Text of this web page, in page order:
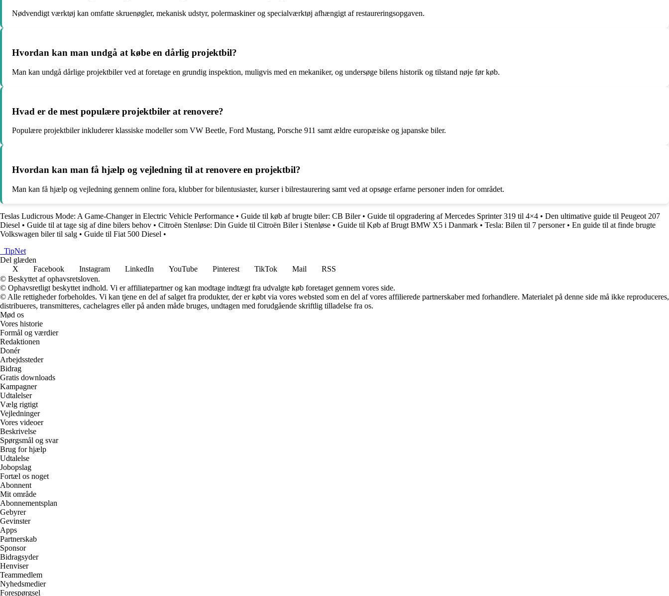
Nødvendigt værktøj kan omfatte skruenøgler, mekanisk udstyr, polermaskiner og specialværktøj afhængigt af restaureringsopgaven.
Hvordan kan man undgå at købe en dårlig projektbil?
Man kan undgå dårlige projektbiler ved at foretage en grundig inspektion, muligvis med en mekaniker, og undersøge bilens historik og tilstand nøje før køb.
Hvad er de mest populære projektbiler at renovere?
Populære projektbiler inkluderer klassiske modeller som VW Beetle, Ford Mustang, Porsche 911 samt ældre europæiske og japanske biler.
Hvordan kan man få hjælp og vejledning til at renovere en projektbil?
Man kan få hjælp og vejledning gennem online fora, klubber for bilentusiaster, kurser i bilrestaurering samt ved at opsøge erfarne personer inden for området.
Teslas Ludicrous Mode: A Game-Changer in Electric Vehicle Performance • Guide til køb af brugte biler: CB Biler• Guide til opgradering af Mercedes Sprinter 319 til 4×4 • Den ultimative guide til Peugeot 207
Diesel • Guide til at tage sig af dine bilers behov • Citroën Stenløse: Din Guide til Citroën Biler i Stenløse • Guide til Køb af Brugt BMW X5 i Danmark • Tesla: Bilen til 7 personer• En guide til at finde brugte
Volkswagen biler til salg • Guide til Fiat 500 Diesel •
TipNet
Del glæden
X
Facebook Instagram LinkedIn YouTube Pinterest TikTok Mail
RSS
© Beskyttet af ophavsretsloven.
© Ophavsretligt beskyttet indhold. Vi er affiliatepartner og kan modtage indtægt fra udvalgte køb foretaget gennem vores side.
© Alle rettigheder forbeholdes. Vi kan tjene en del af salget fra produkter, der er købt via vores websted som en del af vores affilierede partnerskaber med forhandlere. Materialet på denne side må ikke reproduceres,
distribueres, transmitteres, cachelagres eller på anden måde bruges, undtagen med forudgående skriftlig tilladelse fra os.
Mød os
Vores historie
Formål og værdier
Redaktionen
Donér
Arbejdssteder
Bidrag
Gratis downloads
Kampagner
Udtalelser
Vælg rigtigt
Vejledninger
Vores videoer
Beskrivelse
Spørgsmål og svar
Brug for hjælp
Udtalelse
Jobopslag
Fortæl os noget
Abonnent
Mit område
Abonnementsplan
Gebyrer
Gevinster
Apps
Partnerskab
Sponsor
Bidragsyder
Henviser
Teammedlem
Nyhedsmedier
Forespørgsel